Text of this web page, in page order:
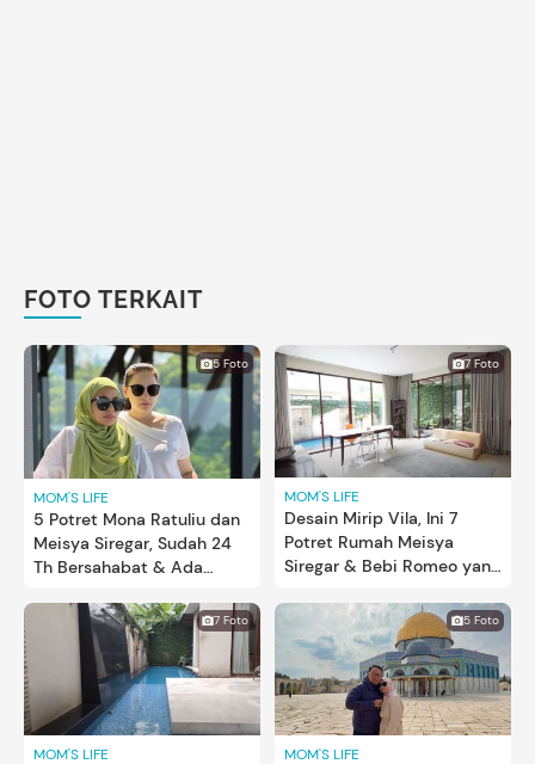
FOTO TERKAIT
5 Foto
MOM'S LIFE
5 Potret Mona Ratuliu dan
Meisya Siregar, Sudah 24
Th Bersahabat & Ada
7 Foto
MOM'S LIFE
Desain Mirip Vila, Ini 7
Potret Rumah Meisya
Siregar & Bebi Romeo yang
7 Foto
MOM'S LIFE
5 Foto
MOM'S LIFE